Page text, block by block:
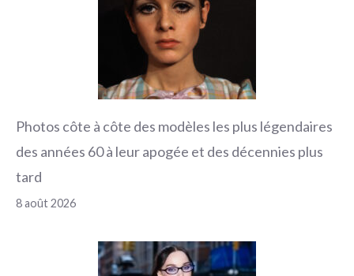
Photos côte à côte des modèles les plus légendaires
des années 60 à leur apogée et des décennies plus
tard
8 août 2026